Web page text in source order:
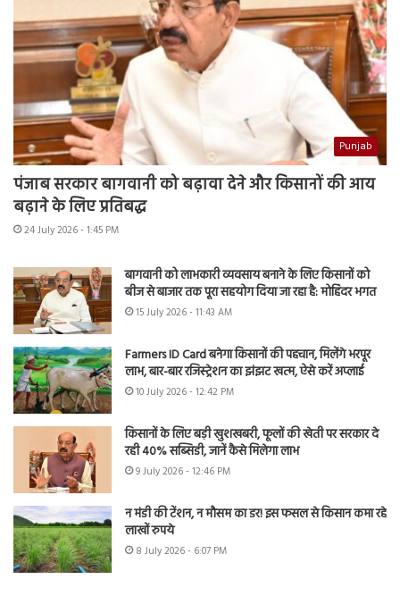
Punjab
पंजाब सरकार बागवानी को बढ़ावा देने और किसानों की आय
बढ़ाने के लिए प्रतिबद्ध
24 July 2026 - 1:45 PM
बागवानी को लाभकारी व्यवसाय बनाने के लिए किसानों को
बीज से बाजार तक पूरा सहयोग दिया जा रहा है: मोहिंदर भगत
15 July 2026 - 11:43 AM
Farmers ID Card बनेगा किसानों की पहचान, मिलेंगे भरपूर
लाभ, बार-बार रजिस्ट्रेशन का झंझट खत्म, ऐसे करें अप्लाई
10 July 2026 - 12:42 PM
किसानों के लिए बड़ी खुशखबरी, फूलों की खेती पर सरकार दे
रही 40% सब्सिडी, जानें कैसे मिलेगा लाभ
9 July 2026 - 12:46 PM
न मंडी की टेंशन, न मौसम का डर! इस फसल से किसान कमा रहे
लाखों रुपये
8 July 2026 - 6:07 PM